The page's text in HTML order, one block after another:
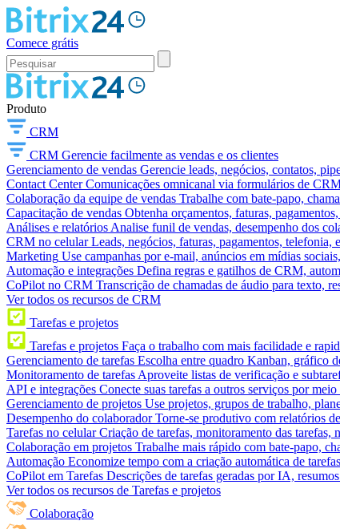
Comece grátis
Produto
CRM
CRM Gerencie facilmente as vendas e os clientes
Gerenciamento de vendas Gerencie leads, negócios, contatos,
Contact Center Comunicações omnicanal via formulários de
Colaboração da equipe de vendas Trabalhe com bate-papo,
Capacitação de vendas Obtenha orçamentos, faturas,
Análises e relatórios Analise funil de vendas, desempenho dos
CRM no celular Leads, negócios, faturas, pagamentos,
Marketing Use campanhas por e-mail, anúncios em mídias
Automação e integrações Defina regras e gatilhos de CRM,
CoPilot no CRM Transcrição de chamadas de áudio para texto,
Ver todos os recursos de CRM
Tarefas e projetos
Tarefas e projetos Faça o trabalho com mais facilidade e
Gerenciamento de tarefas Escolha entre quadro Kanban, gráfico
Monitoramento de tarefas Aproveite listas de verificação e
API e integrações Conecte suas tarefas a outros serviços por
Gerenciamento de projetos Use projetos, grupos de trabalho,
Desempenho do colaborador Torne-se produtivo com relatórios
Tarefas no celular Criação de tarefas, monitoramento das
Colaboração em projetos Trabalhe mais rápido com bate-papo,
Automação Economize tempo com a criação automática de
CoPilot em Tarefas Descrições de tarefas geradas por IA,
Ver todos os recursos de Tarefas e projetos
Colaboração